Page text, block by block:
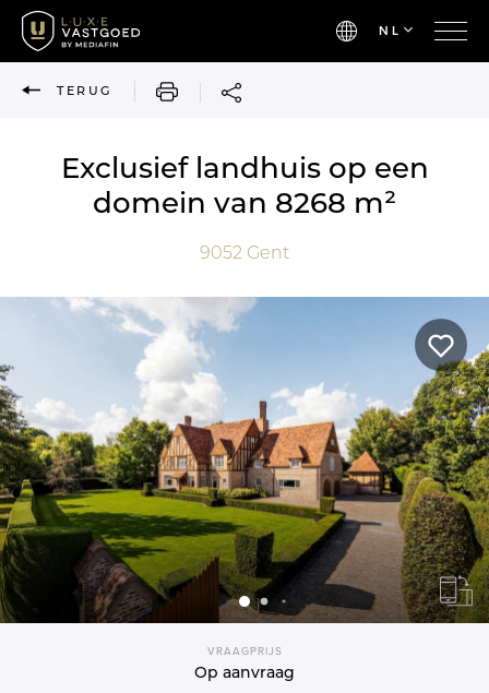
NL
TERUG AFDRUKKEN
Exclusief landhuis op een
domein van 8268 m²
9052 Gent
VRAAGPRIJS
Op aanvraag